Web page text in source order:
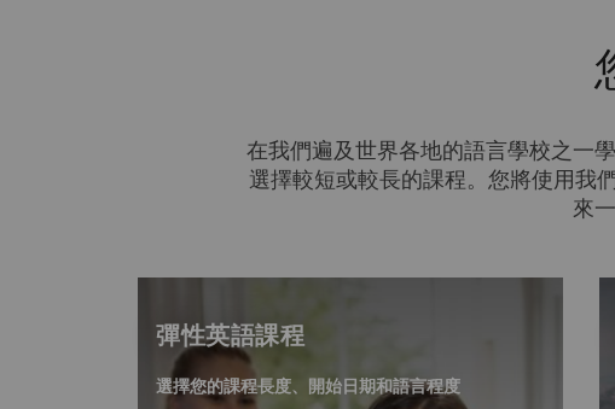
在我們遍及世界各地的語言學校之一
選擇較短或較長的課程。您將使用我
來
彈性英語課程
選擇您的課程長度、開始日期和語言程度